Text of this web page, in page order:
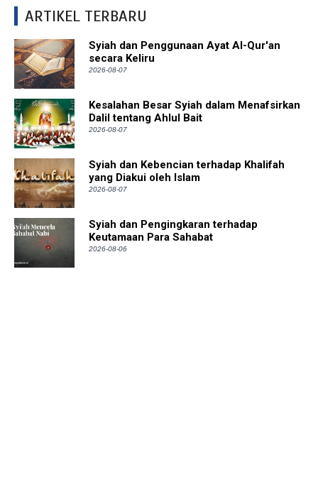
ARTIKEL TERBARU
Syiah dan Penggunaan Ayat Al-Qur'an
secara Keliru
2026-08-07
Kesalahan Besar Syiah dalam Menafsirkan
Dalil tentang Ahlul Bait
2026-08-07
Syiah dan Kebencian terhadap Khalifah
yang Diakui oleh Islam
2026-08-07
Syiah dan Pengingkaran terhadap
Keutamaan Para Sahabat
2026-08-06